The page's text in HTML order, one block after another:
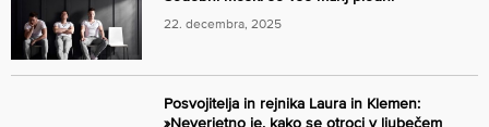
22. decembra, 2025
Posvojitelja in rejnika Laura in Klemen:
»Neverjetno je, kako se otroci v ljubečem